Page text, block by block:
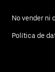
No vender ni
Política de